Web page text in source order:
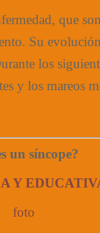
que
Su
los
y los mareos
un síncope?
Y